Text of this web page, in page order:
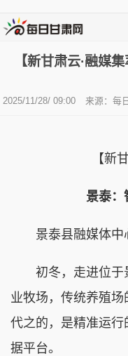
【新甘肃云·融媒
2025/11/28/ 09:00 来源：每
【新
景泰：
景泰县融媒体中
初冬，走进位于
业牧场，传统养殖
代之的，是精准运
据平台。